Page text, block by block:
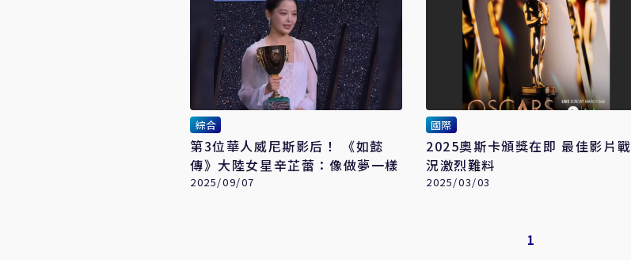
綜合
第3位華人威尼斯影后！ 《如懿
傳》大陸女星辛芷蕾：像做夢一樣
2025/09/07
國際
2025奧斯卡頒獎在即 最佳影片戰
況激烈難料
2025/03/03
1